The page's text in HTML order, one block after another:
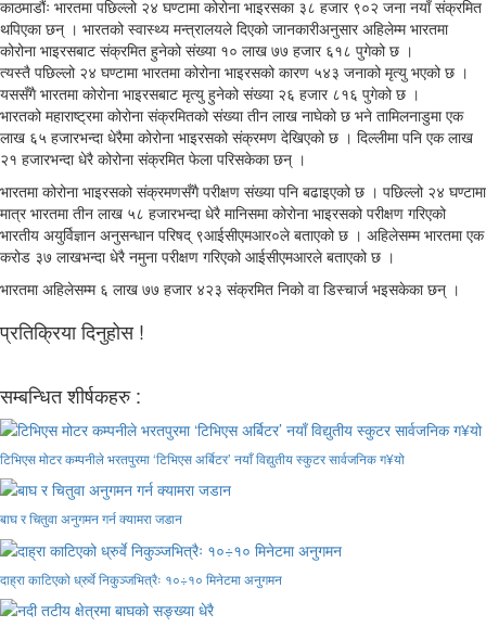
काठमाडौंः भारतमा पछिल्लो २४ घण्टामा कोरोना भाइरसका ३८ हजार ९०२ जना नयाँ संक्रमित
थपिएका छन् । भारतको स्वास्थ्य मन्त्रालयले दिएको जानकारीअनुसार अहिलेम्म भारतमा
कोरोना भाइरसबाट संक्रमित हुनेको संख्या १० लाख ७७ हजार ६१८ पुगेको छ ।
त्यस्तै पछिल्लो २४ घण्टामा भारतमा कोरोना भाइरसको कारण ५४३ जनाको मृत्यु भएको छ ।
यससँगै भारतमा कोरोना भाइरसबाट मृत्यु हुनेको संख्या २६ हजार ८१६ पुगेको छ ।
भारतको महाराष्ट्रमा कोरोना संक्रमितको संख्या तीन लाख नाघेको छ भने तामिलनाडुमा एक
लाख ६५ हजारभन्दा धेरैमा कोरोना भाइरसको संक्रमण देखिएको छ । दिल्लीमा पनि एक लाख
२१ हजारभन्दा धेरै कोरोना संक्रमित फेला परिसकेका छन् ।
भारतमा कोरोना भाइरसको संक्रमणसँगै परीक्षण संख्या पनि बढाइएको छ । पछिल्लो २४ घण्टामा
मात्र भारतमा तीन लाख ५८ हजारभन्दा धेरै मानिसमा कोरोना भाइरसको परीक्षण गरिएको
भारतीय अयुर्विज्ञान अनुसन्धान परिषद् ९आईसीएमआर०ले बताएको छ । अहिलेसम्म भारतमा एक
करोड ३७ लाखभन्दा धेरै नमुना परीक्षण गरिएको आईसीएमआरले बताएको छ ।
भारतमा अहिलेसम्म ६ लाख ७७ हजार ४२३ संक्रमित निको वा डिस्चार्ज भइसकेका छन् ।
प्रतिक्रिया दिनुहोस !
सम्बन्धित शीर्षकहरु :
टिभिएस मोटर कम्पनीले भरतपुरमा ‘टिभिएस अर्बिटर’ नयाँ विद्युतीय स्कुटर सार्वजनिक ग¥यो
बाघ र चितुवा अनुगमन गर्न क्यामरा जडान
दाह्रा काटिएको ध्रुर्वे निकुञ्जभित्रैः १०÷१० मिनेटमा अनुगमन